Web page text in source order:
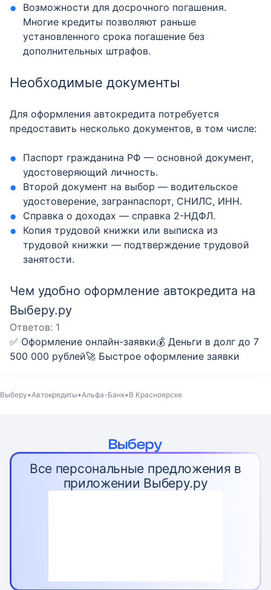
Возможности для досрочного погашения.
Многие кредиты позволяют раньше
установленного срока погашение без
дополнительных штрафов.
Необходимые документы
Для оформления автокредита потребуется
предоставить несколько документов, в том числе:
Паспорт гражданина РФ — основной документ,
удостоверяющий личность.
Второй документ на выбор — водительское
удостоверение, загранпаспорт, СНИЛС, ИНН.
Справка о доходах — справка 2-НДФЛ.
Копия трудовой книжки или выписка из
трудовой книжки — подтверждение трудовой
занятости.
Чем удобно оформление автокредита на
Выберу.ру
Ответов: 1
✅ Оформление онлайн-заявки💰 Деньги в долг до 7
500 000 рублей🚀 Быстрое оформление заявки
Выберу Автокредиты Альфа-Банк В Красноярске
Все персональные предложения в
приложении Выберу.ру